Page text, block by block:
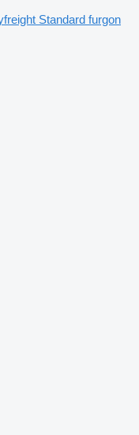
Standard furgon